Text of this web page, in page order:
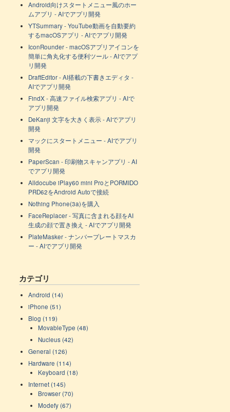
Android向けスタートメニュー風のホー
ムアプリ - AIでアプリ開発
YTSummary - YouTube動画を自動要約
するmacOSアプリ - AIでアプリ開発
IconRounder - macOSアプリアイコンを
簡単に角丸化する便利ツール - AIでアプ
リ開発
DraftEditor - AI搭載の下書きエディタ -
AIでアプリ開発
FindX - 高速ファイル検索アプリ - AIで
アプリ開発
DeKanji 文字を大きく表示 - AIでアプリ
開発
マックにスタートメニュー - AIでアプリ
開発
PaperScan - 印刷物スキャンアプリ - AI
でアプリ開発
Alldocube iPlay60 mini ProとPORMIDO
PRD62をAndroid Autoで接続
Nothing Phone(3a)を購入
FaceReplacer - 写真に含まれる顔をAI
生成の顔で置き換え - AIでアプリ開発
PlateMasker - ナンバープレートマスカ
ー - AIでアプリ開発
カテゴリ
Android (14)
iPhone (51)
Blog (119)
MovableType (48)
Nucleus (42)
General (126)
Hardware (114)
Keyboard (18)
Internet (145)
Browser (70)
Modefy (67)